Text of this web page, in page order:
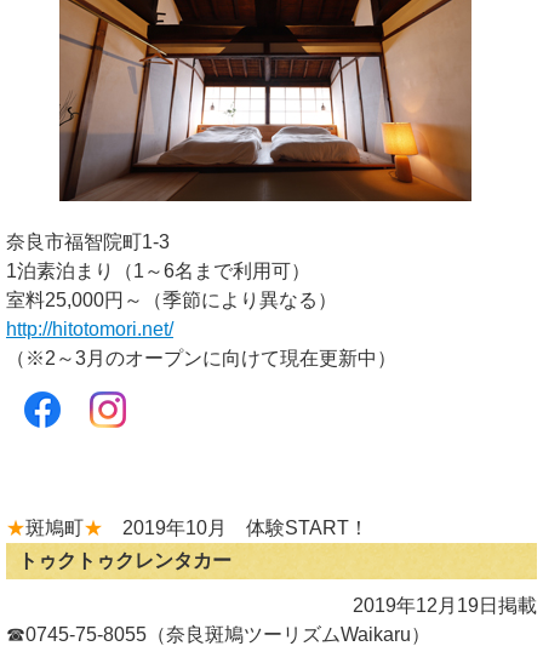
奈良市福智院町1-3
1泊素泊まり（1～6名まで利用可）
室料25,000円～（季節により異なる）
http://hitotomori.net/
（※2～3月のオープンに向けて現在更新中）
★斑鳩町★ 2019年10月 体験START！
トゥクトゥクレンタカー
2019年12月19日掲載
☎0745-75-8055（奈良斑鳩ツーリズムWaikaru）